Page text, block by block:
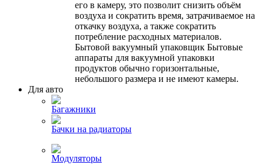
его в камеру, это позволит снизить объём
воздуха и сократить время, затрачиваемое на
откачку воздуха, а также сократить
потребление расходных материалов.
Бытовой вакуумный упаковщик Бытовые
аппараты для вакуумной упаковки
продуктов обычно горизонтальные,
небольшого размера и не имеют камеры.
Для авто
Багажники
Бачки на радиаторы
Модуляторы